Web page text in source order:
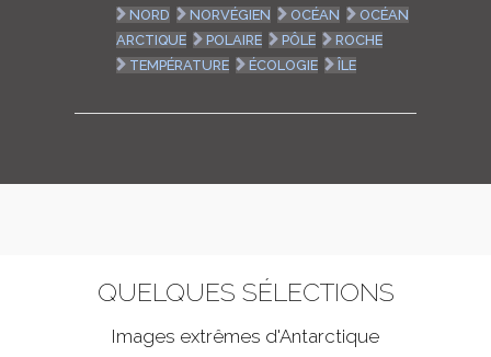
NORD
NORVÉGIEN OCÉAN
OCÉAN
ARCTIQUE
POLAIRE PÔLE
ROCHE
TEMPÉRATURE
ÉCOLOGIE ÎLE
QUELQUES SÉLECTIONS
Images extrêmes d'Antarctique